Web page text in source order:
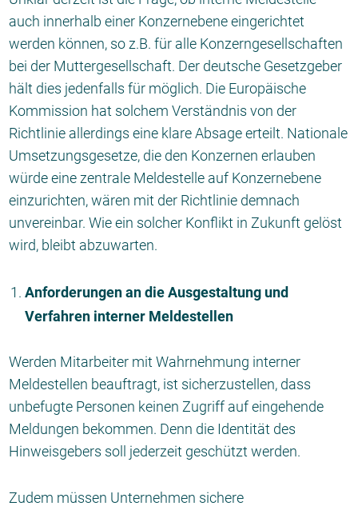
auch innerhalb einer Konzernebene eingerichtet
werden können, so z.B. für alle Konzerngesellschaften
bei der Muttergesellschaft. Der deutsche Gesetzgeber
hält dies jedenfalls für möglich. Die Europäische
Kommission hat solchem Verständnis von der
Richtlinie allerdings eine klare Absage erteilt. Nationale
Umsetzungsgesetze, die den Konzernen erlauben
würde eine zentrale Meldestelle auf Konzernebene
einzurichten, wären mit der Richtlinie demnach
unvereinbar. Wie ein solcher Konflikt in Zukunft gelöst
wird, bleibt abzuwarten.
Anforderungen an die Ausgestaltung und
Verfahren interner Meldestellen
Werden Mitarbeiter mit Wahrnehmung interner
Meldestellen beauftragt, ist sicherzustellen, dass
unbefugte Personen keinen Zugriff auf eingehende
Meldungen bekommen. Denn die Identität des
Hinweisgebers soll jederzeit geschützt werden.
Zudem müssen Unternehmen sichere